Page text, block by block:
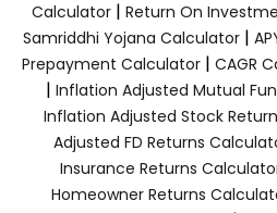
Calculator| Return On
Samriddhi Yojana Calculator|
Prepayment Calculator | CAGR
| Inflation Adjusted Mutual
Inflation Adjusted Stock
Adjusted FD Returns
Insurance Returns
Homeowner Returns